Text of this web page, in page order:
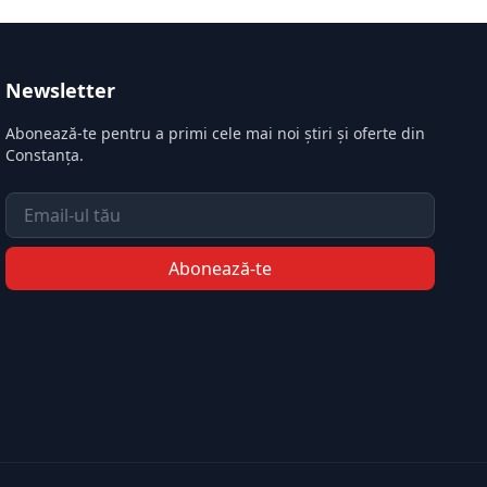
Newsletter
Abonează-te pentru a primi cele mai noi știri și oferte din
Constanța.
Email
Abonează-te